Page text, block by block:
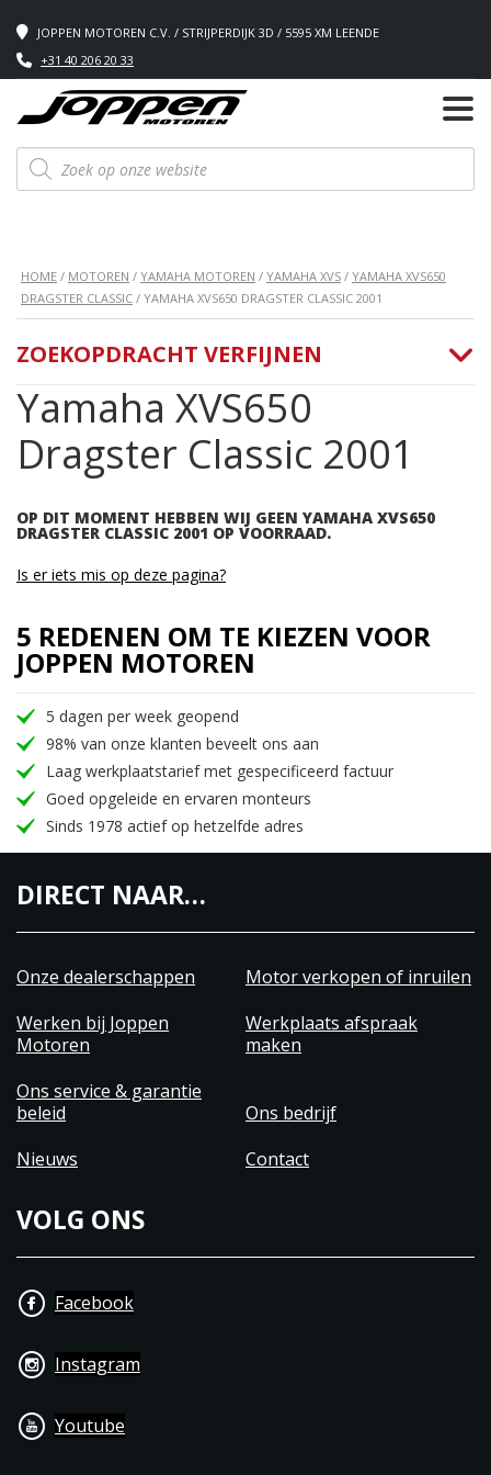
JOPPEN MOTOREN C.V. / STRIJPERDIJK 3D / 5595 XM LEENDE
+31 40 206 20 33
Producten
zoeken
HOME / MOTOREN / YAMAHA MOTOREN / YAMAHA XVS / YAMAHA XVS650
DRAGSTER CLASSIC / YAMAHA XVS650 DRAGSTER CLASSIC 2001
Yamaha XVS650
Dragster Classic 2001
OP DIT MOMENT HEBBEN WIJ GEEN YAMAHA XVS650
DRAGSTER CLASSIC 2001 OP VOORRAAD.
ZOEKOPDRACHT VERFIJNEN
Is er iets mis op deze pagina?
5 REDENEN OM TE KIEZEN VOOR
JOPPEN MOTOREN
5 dagen per week geopend
98% van onze klanten beveelt ons aan
Laag werkplaatstarief met gespecificeerd factuur
Goed opgeleide en ervaren monteurs
Sinds 1978 actief op hetzelfde adres
DIRECT NAAR…
Onze dealerschappen
Motor verkopen of inruilen
Werken bij Joppen
Motoren
Werkplaats afspraak
maken
Ons service & garantie
beleid
Ons bedrijf
Nieuws
Contact
VOLG ONS
Facebook
Instagram
Youtube